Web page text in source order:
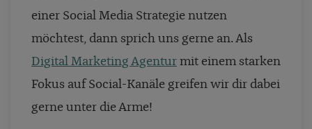
einer Social Media Strategie nutzen
möchtest, dann sprich uns gerne an. Als
Digital Marketing Agentur mit einem starken
Fokus auf Social-Kanäle greifen wir dir dabei
gerne unter die Arme!